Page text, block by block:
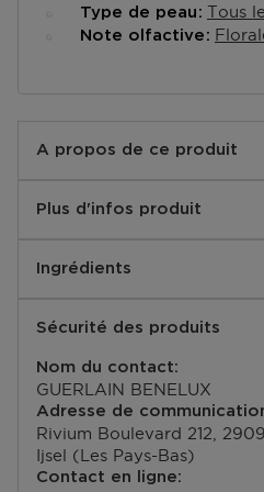
Type de peau Tous
Note olfactive
A propos de ce produit
constituée de fragrances
Parfumeurs. Des parfums
bibliothèque olfactive
inégalé, que la Maison
perdurer.
Jardins de Bagatelle
parfument toujours pour le
Plus d'infos produit
Notes boisées
Notes de tête:
Bergamote
EAN code:
3346470143098
Ingrédients
Sécurité des produits
Nom du contact:
GUERLAIN BENELUX
Adresse de
Rivium Boulevard 212,
Ijsel (Les Pays-Bas)
Contact en ligne: